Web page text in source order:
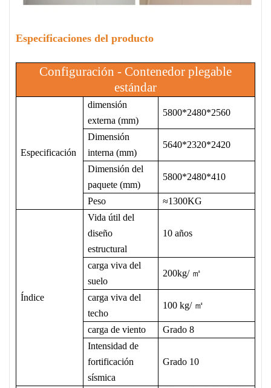
Especificaciones del producto
Configuración - Contenedor plegable
estándar
Especificación
dimensión
externa (mm)
5800*2480*2560
Dimensión
interna (mm)
5640*2320*2420
Dimensión del
paquete (mm)
5800*2480*410
Peso ≈1300KG
Índice
Vida útil del
diseño
estructural
10 años
carga viva del
suelo
200kg/ ㎡
carga viva del
techo
100 kg/ ㎡
carga de viento
Grado 8
Intensidad de
fortificación
sísmica
Grado 10